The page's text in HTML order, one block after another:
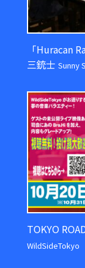
「Huracan
三銃士Sunny
TOKYO
WildSideTokyo